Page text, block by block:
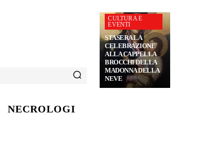
CULTURA E
EVENTI
STASERA LA
CELEBRAZIONE
ALLA CAPPELLA
BROCCHI DELLA
MADONNA DELLA
NEVE
NECROLOGI